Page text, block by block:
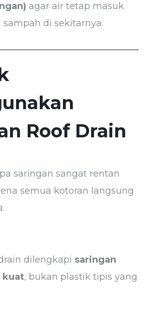
agar air tetap masuk
di sekitarnya.
Roof Drain
saringan sangat rentan
semua kotoran langsung
dilengkapi saringan
kuat, bukan plastik tipis yang